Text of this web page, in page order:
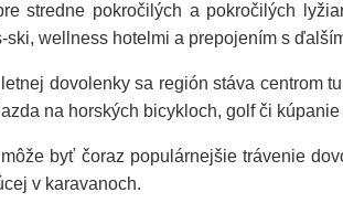
stredne pokročilých a pokročilých
ski, wellness hotelmi a prepojením s
dovolenky sa región stáva centrom
na horských bicykloch, golf či
byť čoraz populárnejšie trávenie
v karavanoch.